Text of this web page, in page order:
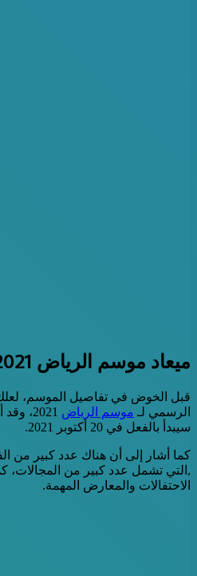
ميعاد موسم الرياض 2021
قبل الخوض في تفاصيل الموسم،
الرسمي لـ موسم الرياض
2021،
سيبدأ بالفعل في 20 أكتوبر 2021.
كما أشار إلى أن هناك عدد كبير من
,التي تشمل عدد كبير من
الاحتفالات والمعارض المهمة.